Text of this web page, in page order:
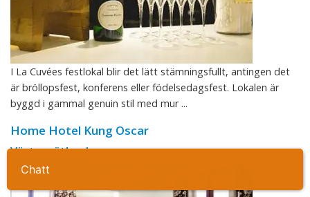
Ta kontakt
I La Cuvées festlokal blir det lätt stämningsfullt, antingen det
är bröllopsfest, konferens eller födelsedagsfest. Lokalen är
byggd i gammal genuin stil med mur ...
Home Hotel Kung Oscar
Västergötland